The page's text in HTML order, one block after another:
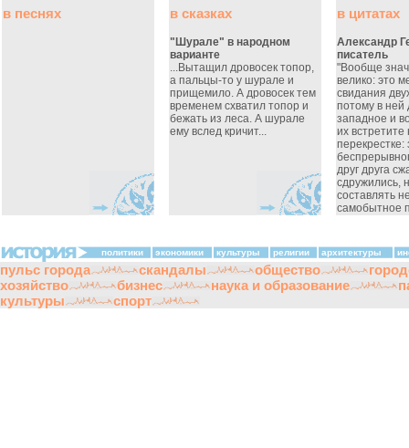
в песнях в сказках
"Шурале" в народном
варианте
...Вытащил дровосек топор,
а пальцы-то у шурале и
прищемило. А дровосек тем
временем схватил топор и
бежать из леса. А шурале
ему вслед кричит...
в цитатах
Александр
писатель
"Вообще
велико: это
свидания
потому в ней
западное и
их
перекрестке:
друг друга
сдружились,
составлять
самобытное
политики экономики культуры религии архитектуры
пульс города скандалы общество
хозяйство
бизнес наука и образование
культуры
спорт